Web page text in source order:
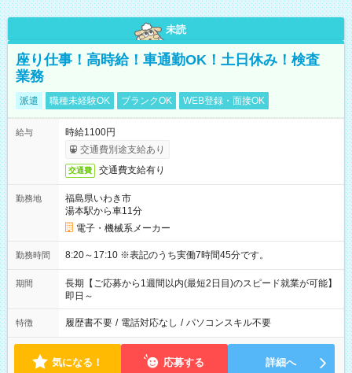
未読
座り仕事！高時給！車通勤OK！土日休み！検査
業務
派遣 職種未経験OK ブランクOK WEB登録・面接OK
給与
時給1100円
交通費別途支給あり
交通費 交通費支給有り
勤務地
福島県いわき市
湯本駅から車11分
電子・機械系メーカー
勤務時間 8:20～17:10 ※表記のうち実働7時間45分です。
期間
長期【ご応募から1週間以内(最短2日目)のスピード就業が可能】
即日～
特徴 履歴書不要 / 電話対応なし / パソコンスキル不要
気になる！ 応募する 詳細へ